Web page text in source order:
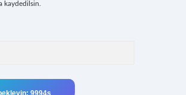
kaydedilsin.